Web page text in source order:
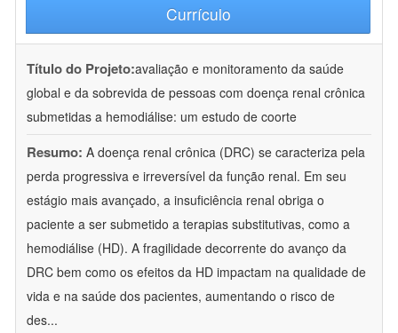
Currículo
Título do Projeto:avaliação e monitoramento da saúde
global e da sobrevida de pessoas com doença renal crônica
submetidas a hemodiálise: um estudo de coorte
Resumo: A doença renal crônica (DRC) se caracteriza pela
perda progressiva e irreversível da função renal. Em seu
estágio mais avançado, a insuficiência renal obriga o
paciente a ser submetido a terapias substitutivas, como a
hemodiálise (HD). A fragilidade decorrente do avanço da
DRC bem como os efeitos da HD impactam na qualidade de
vida e na saúde dos pacientes, aumentando o risco de
des...